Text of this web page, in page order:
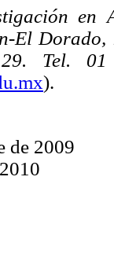
en
El Dorado,
Tel. 01
).
de 2009